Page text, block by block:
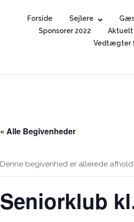
Forside Sejlere
Sponsorer 2022
Aktuelt
Vedtægter
« Alle Begivenheder
Denne begivenhed er allerede
Seniorklub